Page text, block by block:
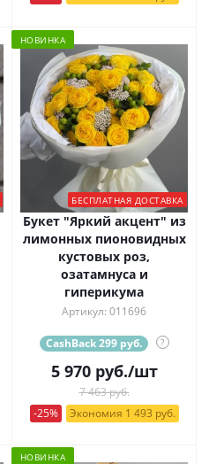
НОВИНКА
БЕСПЛАТНАЯ ДОСТАВКА
Букет "Яркий акцент" из
лимонных пионовидных
кустовых роз,
озатамнуса и
гиперикума
Артикул: 011696
CashBack 299 руб. ?
5 970руб./шт
7 463 руб.
-25%
Экономия 1 493 руб.
НОВИНКА